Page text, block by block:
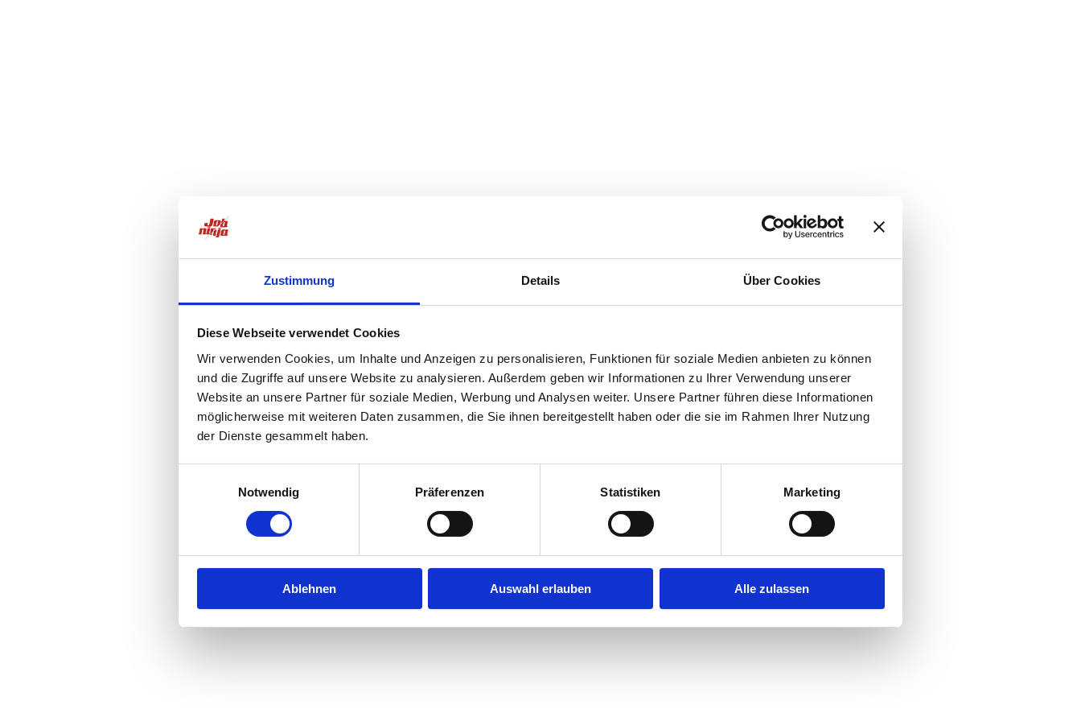
Zustimmung Details Über Cookies
Diese Webseite verwendet Cookies
Wir verwenden Cookies, um Inhalte und Anzeigen zu personalisieren, Funktionen für soziale Medien anbieten zu können
und die Zugriffe auf unsere Website zu analysieren. Außerdem geben wir Informationen zu Ihrer Verwendung unserer
Website an unsere Partner für soziale Medien, Werbung und Analysen weiter. Unsere Partner führen diese Informationen
möglicherweise mit weiteren Daten zusammen, die Sie ihnen bereitgestellt haben oder die sie im Rahmen Ihrer Nutzung
der Dienste gesammelt haben.
Notwendig
Präferenzen Statistiken Marketing
Ablehnen Auswahl erlauben Alle zulassen
Application error: aclient-side exception has occurred while loadingjobninja.com(see the browser consolefor more information).